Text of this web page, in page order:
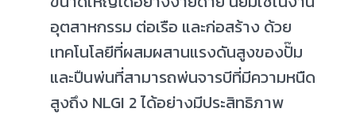
อุตสาหกรรม ต่อเรือ และก่อสร้าง ด้วย
เทคโนโลยีที่ผสมผสานแรงดันสูงของปั๊ม
และปืนพ่นที่สามารถพ่นจารบีที่มีความหนืด
สูงถึง NLGI 2 ได้อย่างมีประสิทธิภาพ